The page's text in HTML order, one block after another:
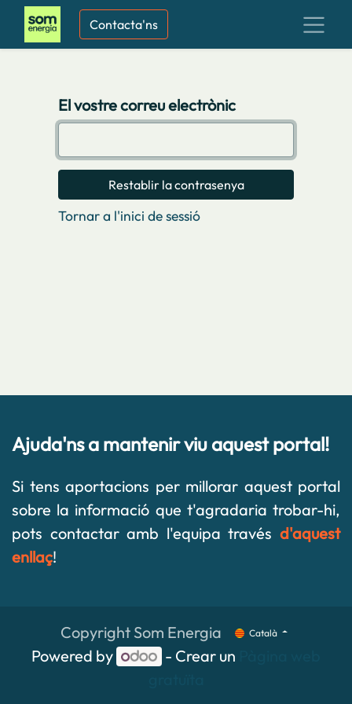
Contacta'ns
El vostre correu electrònic
Restablir la contrasenya
Tornar a l'inici de sessió
Ajuda'ns a mantenir viu aquest portal!
Si tens aportacions per millorar aquest portal
sobre la informació que t'agradaria trobar-hi,
pots contactar amb l'equipa través d'aquest
enllaç!
Copyright Som Energia Català
Powered by - Crear un